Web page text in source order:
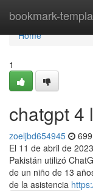
bookmark-
Home
Home
1
chatgpt 4
zoeljbd654945
El 11 de abril de
Pakistán utilizó
de un niño de 13
de la asistencia